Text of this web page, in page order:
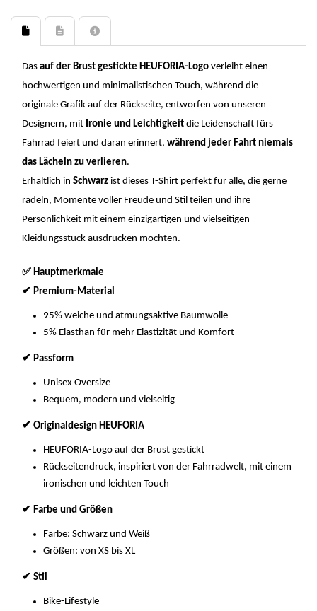
Das auf der Brust gestickte HEUFORIA-Logo verleiht einen
hochwertigen und minimalistischen Touch, während die
originale Grafik auf der Rückseite, entworfen von unseren
Designern, mit Ironie und Leichtigkeit die Leidenschaft fürs
Fahrrad feiert und daran erinnert, während jeder Fahrt niemals
das Lächeln zu verlieren.
Erhältlich in Schwarz ist dieses T-Shirt perfekt für alle, die gerne
radeln, Momente voller Freude und Stil teilen und ihre
Persönlichkeit mit einem einzigartigen und vielseitigen
Kleidungsstück ausdrücken möchten.
✅ Hauptmerkmale
✔ Premium-Material
95% weiche und atmungsaktive Baumwolle
5% Elasthan für mehr Elastizität und Komfort
✔ Passform
Unisex Oversize
Bequem, modern und vielseitig
✔ Originaldesign HEUFORIA
HEUFORIA-Logo auf der Brust gestickt
Rückseitendruck, inspiriert von der Fahrradwelt, mit einem
ironischen und leichten Touch
✔ Farbe und Größen
Farbe: Schwarz und Weiß
Größen: von XS bis XL
✔ Stil
Bike-Lifestyle